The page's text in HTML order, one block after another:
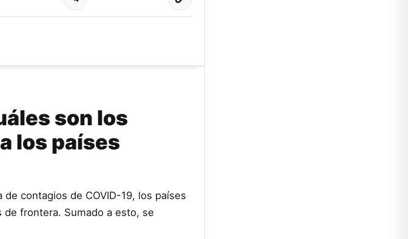
son los
los países
contagios de COVID-19, los países
frontera. Sumado a esto, se